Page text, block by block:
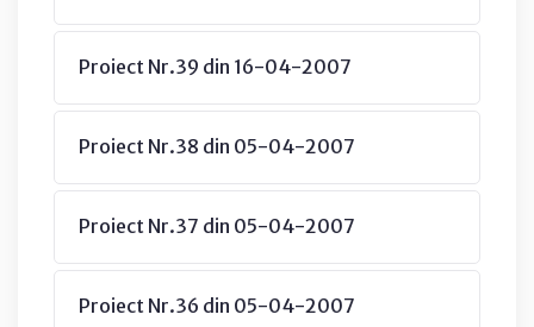
Proiect Nr.39 din 16-04-2007
Proiect Nr.38 din 05-04-2007
Proiect Nr.37 din 05-04-2007
Proiect Nr.36 din 05-04-2007